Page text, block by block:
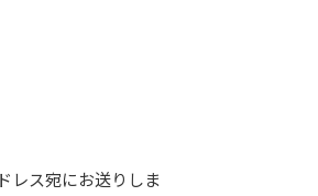
レス宛にお送りしま